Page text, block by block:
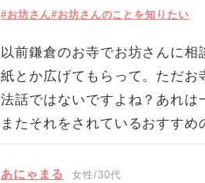
#お坊さん#お坊さんのことを知りたい
以前鎌倉のお寺でお坊さんに
紙とか広げてもらって。ただお
法話ではないですよね？あれは
またそれをされているおすすめ
あにゃまる 女性/30代